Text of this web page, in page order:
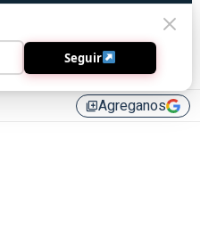
library_addAgreganos
Seguir